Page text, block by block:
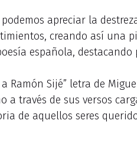
podemos apreciar la
creando así una
española,
Ramón Sijé” letra de
a través de sus versos
de aquellos seres